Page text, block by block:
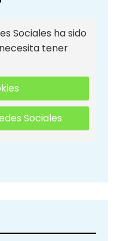
Sociales ha sido
tener
Sociales